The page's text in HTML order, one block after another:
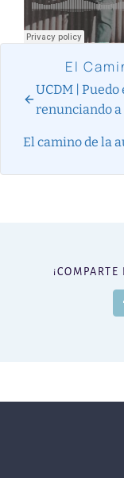
El
UCDM |
renunciando
El camino de la